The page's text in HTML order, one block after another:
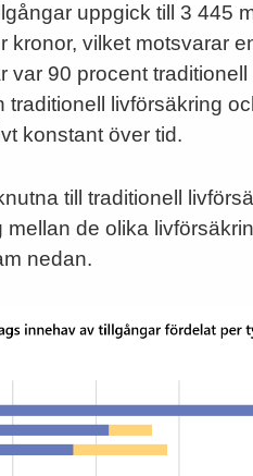
uppgick till 3 445
kronor, vilket motsvarar
var 90 procent
livförsäkring
konstant över tid.
till traditionell
de olika
nedan.